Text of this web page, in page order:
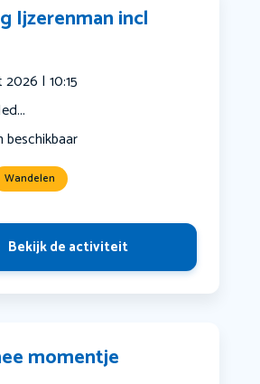
Ijzerenman incl
| 10:15
beschikbaar
Wandelen
Bekijk de activiteit
momentje